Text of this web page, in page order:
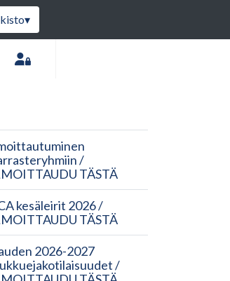
▾
/
TÄSTÄ
kesäleirit 2026 /
TÄSTÄ
2026-2027
/